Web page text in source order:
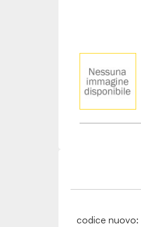
codice nuovo: